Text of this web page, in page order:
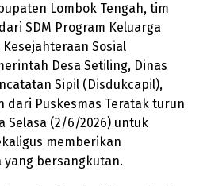
Lombok Tengah, tim
SDM Program Keluarga
Kesejahteraan Sosial
Desa Setiling, Dinas
Sipil (Disdukcapil),
dari Puskesmas Teratak turun
Selasa (2/6/2026) untuk
memberikan
bersangkutan.